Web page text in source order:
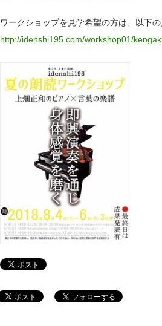
ワークショップを見学希望の方は、以下
http://idenshi195.com/workshop01/